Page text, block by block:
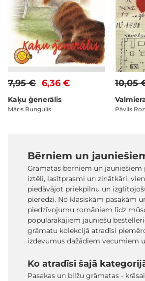
6,36 €
7,95 €
Kaķu ģenerālis
Māris Rungulis
10,05
Pāvils
Bērniem un
Grāmatas bērniem un
iztēli, lasītprasmi un zinātkāri,
piedāvājot priekpilnu un
pieredzi. No klasiskām pasakām
piedzīvojumu romāniem līdz
populārākajiem jauniešu
grāmatu kolekcijā atradīsi
izdevumus dažādiem vecumiem
Ko atradīsi šajā
Pasakas un bilžu grāmatas -